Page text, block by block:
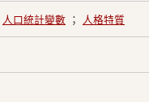
人口統計變數 ； 人格特質